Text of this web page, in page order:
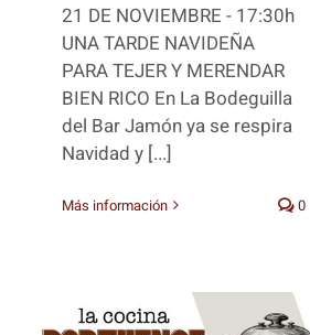
21 DE NOVIEMBRE - 17:30h
UNA TARDE NAVIDEÑA
PARA TEJER Y MERENDAR
BIEN RICO En La Bodeguilla
del Bar Jamón ya se respira
Navidad y [...]
Más información 0